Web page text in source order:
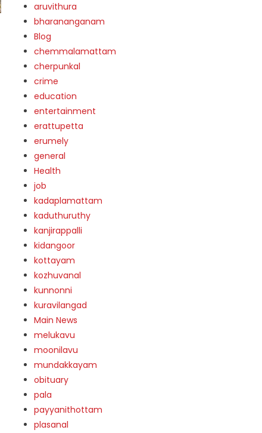
aruvithura
bharananganam
Blog
chemmalamattam
cherpunkal
crime
education
entertainment
erattupetta
erumely
general
Health
job
kadaplamattam
kaduthuruthy
kanjirappalli
kidangoor
kottayam
kozhuvanal
kunnonni
kuravilangad
Main News
melukavu
moonilavu
mundakkayam
obituary
pala
payyanithottam
plasanal